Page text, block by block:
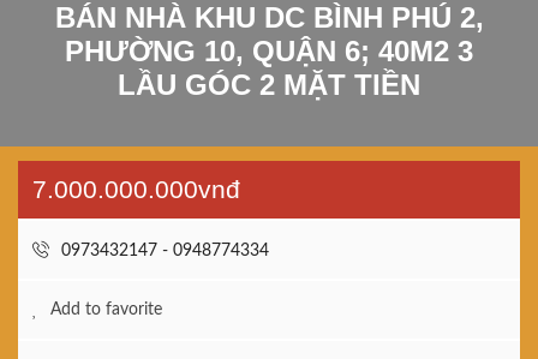
BÁN NHÀ KHU DC BÌNH PHÚ 2,
PHƯỜNG 10, QUẬN 6; 40M2 3
LẦU GÓC 2 MẶT TIỀN
7.000.000.000vnđ
0973432147 - 0948774334
Add to favorite